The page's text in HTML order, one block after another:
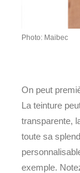
Photo: Maibec
On peut
La teinture
transparente,
toute sa
exemple.